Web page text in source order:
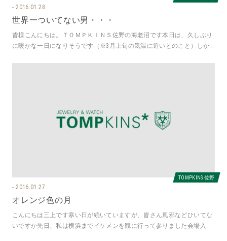
2016.01.28
世界一ついてない男・・・
皆様こんにちは。ＴＯＭＰＫＩＮＳ佐野の海老沼です本日は、久しぶり
に暖かな一日になりそうです（※3月上旬の気温に近いとのこと）しか
TOMPKINS 佐野
2016.01.27
オレンジ色の月
こんにちは三上です寒い日が続いていますが、皆さん風邪などひいてな
いですか先日、私は横浜までイケメンを観に行って参りました会場入り